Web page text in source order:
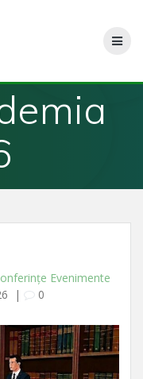
Evenimente
| 0